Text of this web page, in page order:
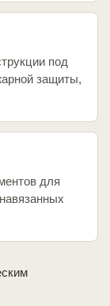
под
защиты,
для